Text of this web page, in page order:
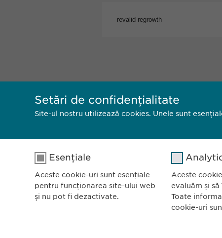
Setări de confidențialitate
Site-ul nostru utilizează cookies. Unele sunt
Esențiale
Aceste cookie-uri sunt esențiale
pentru funcționarea site-ului web
și nu pot fi dezactivate.
Aceste
evaluăm și
Toate
cookie-uri